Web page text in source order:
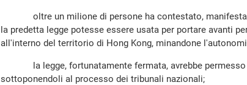
oltre un milione di persone ha contestato,
la predetta legge potesse essere usata per portare avanti
all'interno del territorio di Hong Kong, minandone
la legge, fortunatamente fermata, avrebbe permesso
sottoponendoli al processo dei tribunali nazionali;